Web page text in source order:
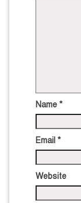
Name *
Email *
Website